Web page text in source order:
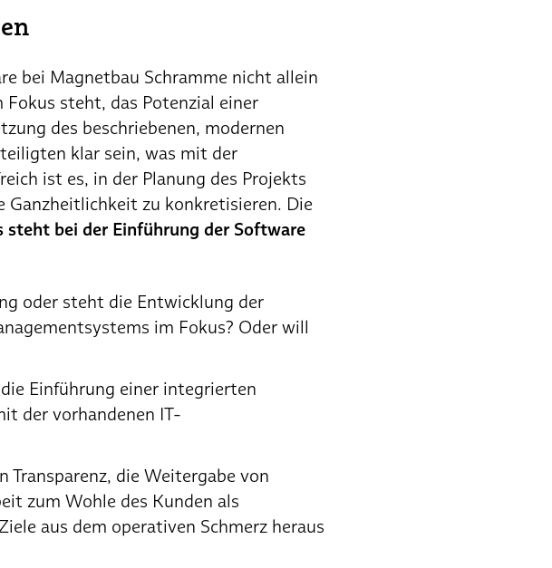
bei Magnetbau Schramme nicht allein
steht, das Potenzial einer
des beschriebenen, modernen
klar sein, was mit der
ist es, in der Planung des Projekts
Ganzheitlichkeit zu konkretisieren. Die
steht bei der Einführung der Software
oder steht die Entwicklung der
im Fokus? Oder will
Einführung einer integrierten
der vorhandenen IT-
Transparenz, die Weitergabe von
zum Wohle des Kunden als
aus dem operativen Schmerz heraus